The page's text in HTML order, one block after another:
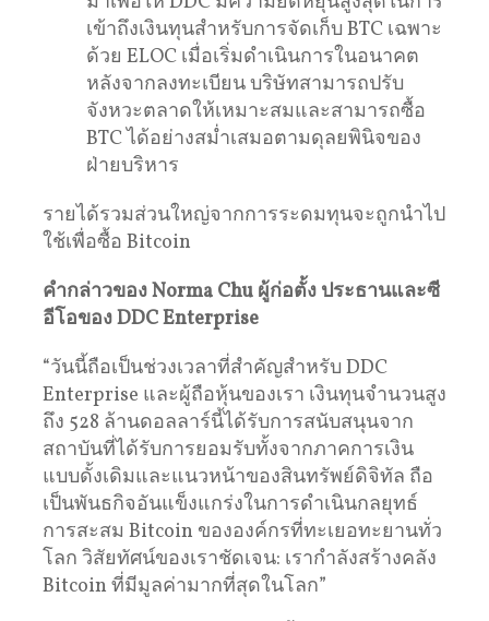
เข้าถึงเงินทุนสำหรับการจัดเก็บ BTC เฉพาะ
ด้วย ELOC เมื่อเริ่มดำเนินการในอนาคต
หลังจากลงทะเบียน บริษัทสามารถปรับ
จังหวะตลาดให้เหมาะสมและสามารถซื้อ
BTC ได้อย่างสม่ำเสมอตามดุลยพินิจของ
ฝ่ายบริหาร
รายได้รวมส่วนใหญ่จากการระดมทุนจะถูกนำไป
ใช้เพื่อซื้อ Bitcoin
คำกล่าวของ Norma Chu ผู้ก่อตั้ง ประธานและซี
อีโอของ DDC Enterprise
“วันนี้ถือเป็นช่วงเวลาที่สำคัญสำหรับ DDC
Enterprise และผู้ถือหุ้นของเรา เงินทุนจำนวนสูง
ถึง 528 ล้านดอลลาร์นี้ได้รับการสนับสนุนจาก
สถาบันที่ได้รับการยอมรับทั้งจากภาคการเงิน
แบบดั้งเดิมและแนวหน้าของสินทรัพย์ดิจิทัล ถือ
เป็นพันธกิจอันแข็งแกร่งในการดำเนินกลยุทธ์
การสะสม Bitcoin ขององค์กรที่ทะเยอทะยานทั่ว
โลก วิสัยทัศน์ของเราชัดเจน: เรากำลังสร้างคลัง
Bitcoin ที่มีมูลค่ามากที่สุดในโลก”